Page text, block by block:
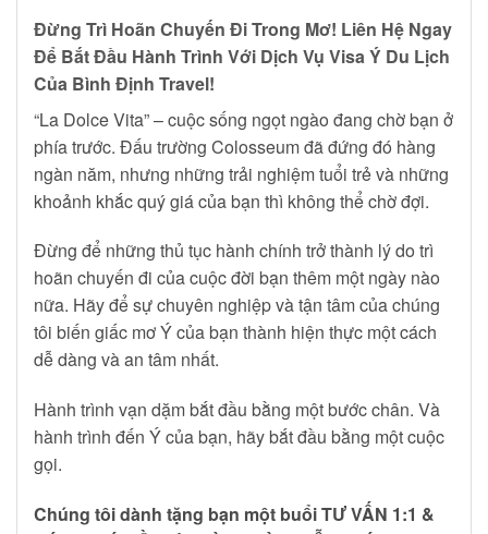
Đừng Trì Hoãn Chuyến Đi Trong Mơ! Liên Hệ Ngay
Để Bắt Đầu Hành Trình Với Dịch Vụ Visa Ý Du Lịch
Của Bình Định Travel!
“La Dolce Vita” – cuộc sống ngọt ngào đang chờ bạn ở
phía trước. Đấu trường Colosseum đã đứng đó hàng
ngàn năm, nhưng những trải nghiệm tuổi trẻ và những
khoảnh khắc quý giá của bạn thì không thể chờ đợi.
Đừng để những thủ tục hành chính trở thành lý do trì
hoãn chuyến đi của cuộc đời bạn thêm một ngày nào
nữa. Hãy để sự chuyên nghiệp và tận tâm của chúng
tôi biến giấc mơ Ý của bạn thành hiện thực một cách
dễ dàng và an tâm nhất.
Hành trình vạn dặm bắt đầu bằng một bước chân. Và
hành trình đến Ý của bạn, hãy bắt đầu bằng một cuộc
gọi.
Chúng tôi dành tặng bạn một buổi TƯ VẤN 1:1 &